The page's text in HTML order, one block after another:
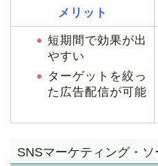
メリット
短期間で効果が出
やすい
ターゲットを絞っ
た広告配信が可能
SNSマーケティング・